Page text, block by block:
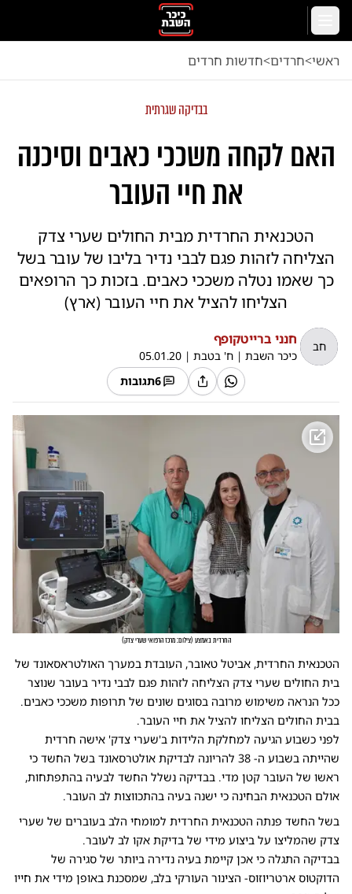
דלג לתוכן הראשי
ראשי<חרדים<חדשות חרדים
בבדיקה שגרתית
האם לקחה משככי כאבים וסיכנה
את חיי העובר
הטכנאית החרדית מבית החולים שערי צדק
הצליחה לזהות פגם לבבי נדיר בליבו של עובר בשל
כך שאמו נטלה משככי כאבים. בזכות כך הרופאים
הצליחו להציל את חיי העובר (ארץ)
חב חנני ברייטקופף
כיכר השבת | ח' בטבת |
05.01.20
6תגובות
החרדית באמצע (צילום: מרכז הרפואי שערי צדק)
הטכנאית החרדית, אביטל טאובר, העובדת במערך האולטראסאונד של
בית החולים שערי צדק הצליחה לזהות פגם לבבי נדיר בעובר שנוצר
ככל הנראה משימוש מרובה בסוגים שונים של תרופות משככי כאבים.
בבית החולים הצליחו להציל את חיי העובר.
לפני כשבוע הגיעה למחלקת הלידות ב'שערי צדק' אישה חרדית
שהייתה בשבוע ה- 38 להריונה לבדיקת אולטרסאונד בשל החשד כי
ראשו של העובר קטן מדי. בבדיקה נשלל החשד לבעיה בהתפתחות,
אולם הטכנאית הבחינה כי ישנה בעיה בהתכווצות לב העובר.
בשל החשד פנתה הטכנאית החרדית למומחי הלב בעוברים של שערי
צדק שהמליצו על ביצוע מידי של בדיקת אקו לב לעובר.
בבדיקה התגלה כי אכן קיימת בעיה נדירה ביותר של סגירה של
הדוקטוס ארטריוזוס- הצינור העורקי בלב, שמסכנת באופן מידי את חייו